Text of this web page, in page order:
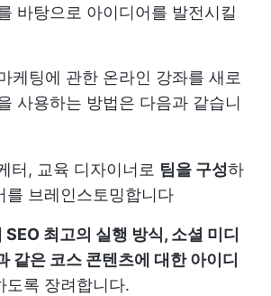
바탕으로 아이디어를 발전시킬
케팅에 관한 온라인 강좌를 새로
사용하는 방법은 다음과 같습니
터, 교육 디자이너로 팀을 구성하
를 브레인스토밍합니다
SEO 최고의 실행 방식, 소셜 미디
같은 코스 콘텐츠에 대한 아이디
도록 장려합니다.